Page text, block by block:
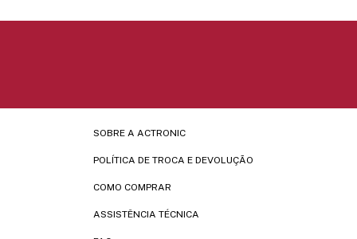
SOBRE A ACTRONIC
POLÍTICA DE TROCA E DEVOLUÇÃO
COMO COMPRAR
ASSISTÊNCIA TÉCNICA